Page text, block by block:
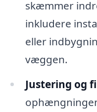
skæmmer
inkludere
eller
væggen.
Justering og